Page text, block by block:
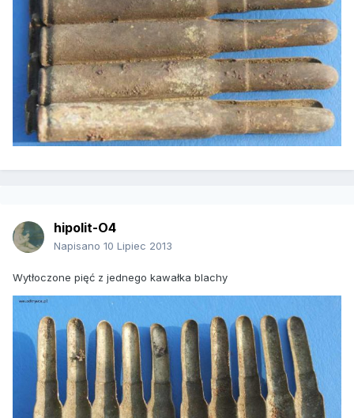
hipolit-O4
Napisano 10 Lipiec 2013
Wytłoczone pięć z jednego kawałka blachy